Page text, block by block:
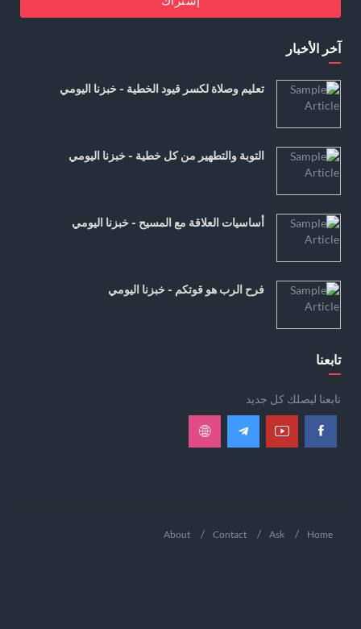
آخر الأخبار
تعليم وصلاة لكسر قيود الخطية - خبزنا اليومي
التوبة والتطهير من كل خطية - خبزنا اليومي
أساسيات العلاقة مع المسيح - خبزنا اليومي
فرح الرب هو قوتكم - خبزنا اليومي
تابعنا
تابعنا ليصلك كل جديد
Home
Ask
Contact
About